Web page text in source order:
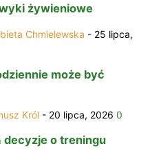
żywieniowe
Chmielewska - 25 lipca,
może być
Król - 20 lipca, 2026 0
decyzje o treningu